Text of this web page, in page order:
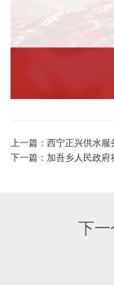
上一篇：西宁正兴供水服
下一篇：加吾乡人民政
下